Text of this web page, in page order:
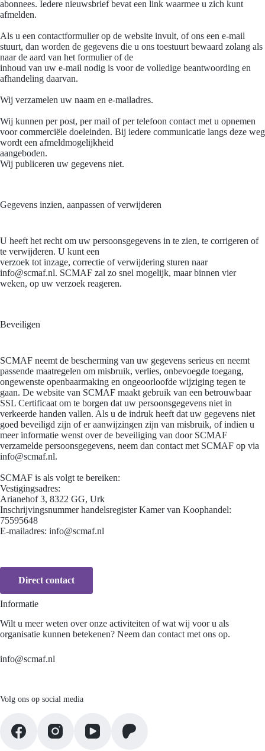
abonnees. Iedere nieuwsbrief bevat een link waarmee u zich kunt
afmelden.
Als u een contactformulier op de website invult, of ons een e-mail
stuurt, dan worden de gegevens die u ons toestuurt bewaard zolang als
naar de aard van het formulier of de
inhoud van uw e-mail nodig is voor de volledige beantwoording en
afhandeling daarvan.
Wij verzamelen uw naam en e-mailadres.
Wij kunnen per post, per mail of per telefoon contact met u opnemen
voor commerciële doeleinden. Bij iedere communicatie langs deze weg
wordt een afmeldmogelijkheid
aangeboden.
Wij publiceren uw gegevens niet.
Gegevens inzien, aanpassen of verwijderen
U heeft het recht om uw persoonsgegevens in te zien, te corrigeren of
te verwijderen. U kunt een
verzoek tot inzage, correctie of verwijdering sturen naar
info@scmaf.nl. SCMAF zal zo snel mogelijk, maar binnen vier
weken, op uw verzoek reageren.
Beveiligen
SCMAF neemt de bescherming van uw gegevens serieus en neemt
passende maatregelen om misbruik, verlies, onbevoegde toegang,
ongewenste openbaarmaking en ongeoorloofde wijziging tegen te
gaan. De website van SCMAF maakt gebruik van een betrouwbaar
SSL Certificaat om te borgen dat uw persoonsgegevens niet in
verkeerde handen vallen. Als u de indruk heeft dat uw gegevens niet
goed beveiligd zijn of er aanwijzingen zijn van misbruik, of indien u
meer informatie wenst over de beveiliging van door SCMAF
verzamelde persoonsgegevens, neem dan contact met SCMAF op via
info@scmaf.nl.
SCMAF is als volgt te bereiken:
Vestigingsadres:
Arianehof 3, 8322 GG, Urk
Inschrijvingsnummer handelsregister Kamer van Koophandel:
75595648
E-mailadres: info@scmaf.nl
Direct contact
Informatie
Wilt u meer weten over onze activiteiten of wat wij voor u als
organisatie kunnen betekenen? Neem dan contact met ons op.
info@scmaf.nl
Volg ons op social media